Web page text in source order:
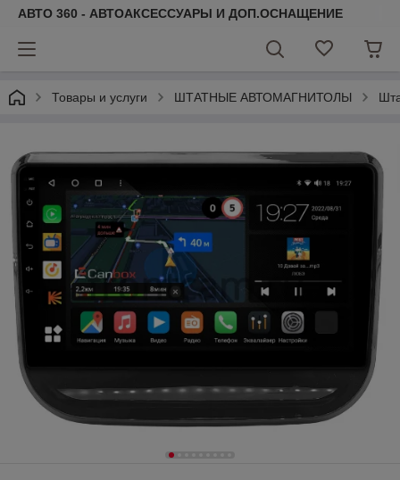
АВТО 360 - АВТОАКСЕССУАРЫ И ДОП.ОСНАЩЕНИЕ
Товары и услуги ШТАТНЫЕ АВТОМАГНИТОЛЫ